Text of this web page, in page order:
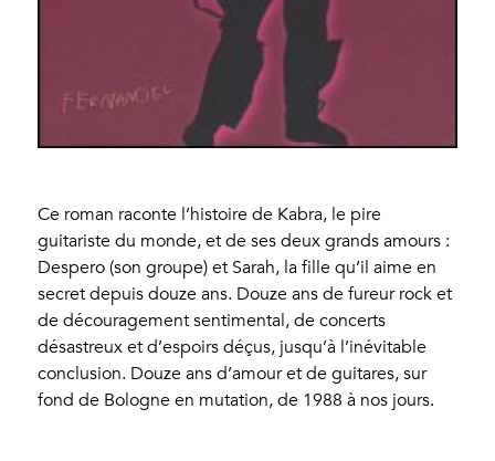
Ce roman raconte l’histoire de Kabra, le pire
guitariste du monde, et de ses deux grands amours :
Despero (son groupe) et Sarah, la fille qu’il aime en
secret depuis douze ans. Douze ans de fureur rock et
de découragement sentimental, de concerts
désastreux et d’espoirs déçus, jusqu’à l’inévitable
conclusion. Douze ans d’amour et de guitares, sur
fond de Bologne en mutation, de 1988 à nos jours.